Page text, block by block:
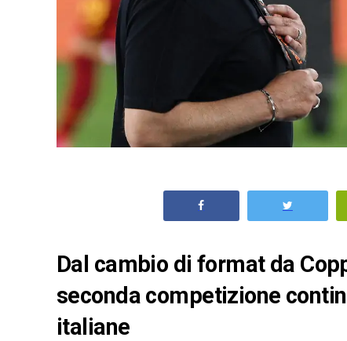
Dal cambio di format da
seconda competizione
italiane